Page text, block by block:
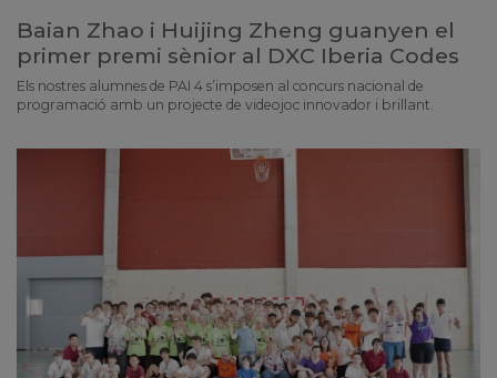
Baian Zhao i Huijing Zheng guanyen el
primer premi sènior al DXC Iberia Codes
Els nostres alumnes de PAI 4 s’imposen al concurs nacional de
programació amb un projecte de videojoc innovador i brillant.